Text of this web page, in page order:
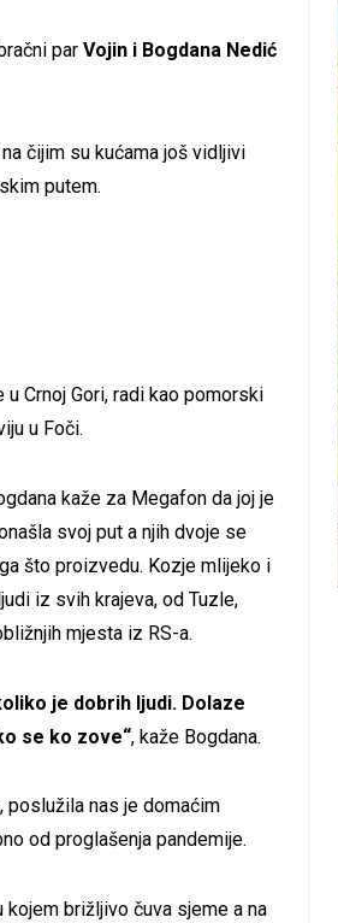
par Vojin i Bogdana Nedić
čijim su kućama još vidljivi
putem.
Crnoj Gori, radi kao pomorski
u Foči.
kaže za Megafon da joj je
svoj put a njih dvoje se
što proizvedu. Kozje mlijeko i
iz svih krajeva, od Tuzle,
mjesta iz RS-a.
je dobrih ljudi. Dolaze
se ko zove“, kaže Bogdana.
poslužila nas je domaćim
od proglašenja pandemije.
brižljivo čuva sjeme a na